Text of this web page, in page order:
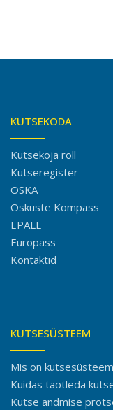
KUTSEKODA
Kutsekoja roll
Kutseregister
OSKA
Oskuste Kompass
EPALE
Europass
Kontaktid
KUTSESÜSTEEM
Mis on
Kuidas taotleda
Kutse andmise